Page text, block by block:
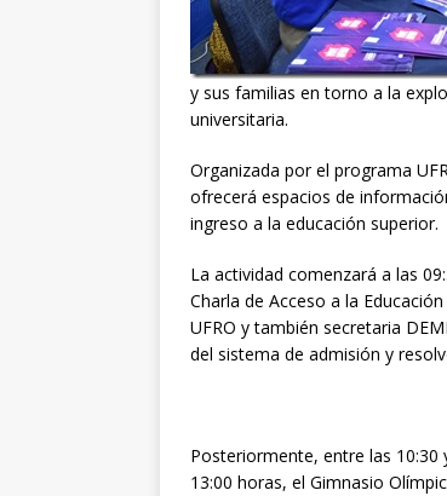
y sus familias en torno a la
universitaria.
Organizada por el programa
ofrecerá espacios de
ingreso a la educación superior.
La actividad comenzará a las
Charla de Acceso a la
UFRO y también secretaria
del sistema de admisión y
Posteriormente, entre las 10:30
13:00 horas, el Gimnasio